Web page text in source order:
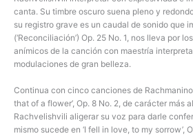
canta. Su timbre oscuro suena pleno y redondo
su registro grave es un caudal de sonido que
(‘Reconciliación’) Op. 25 No. 1, nos lleva por
anímicos de la canción con maestría
modulaciones de gran belleza.
Continua con cinco canciones de
that of a flower’, Op. 8 No. 2, de carácter más
Rachvelishvili aligerar su voz para darle
mismo sucede en ‘I fell in love, to my sorrow’,